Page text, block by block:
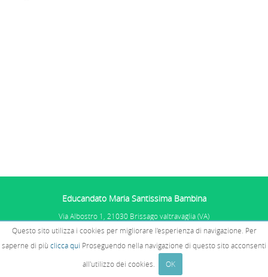
Questo sito utilizza i cookies per migliorare l'esperienza di navigazione. Per
saperne di più clicca qui Proseguendo nella navigazione di questo sito acconsenti
all'utilizzo dei cookies.
OK
Educandato Maria Santissima Bambina
Via Albostro 1, 21030 Brissago valtravaglia (VA)
P.IVA: 01067681005 - C.F. 02510770585
PRIVACY E COOKIESE SEGNALAZIONI
WHISTLEBLOWING